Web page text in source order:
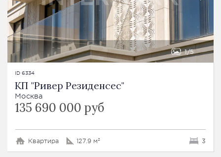
1 5
ID 6334
КП "Ривер Резиденсес"
Москва
135 690 000 руб
Квартира 127.9 м² 3